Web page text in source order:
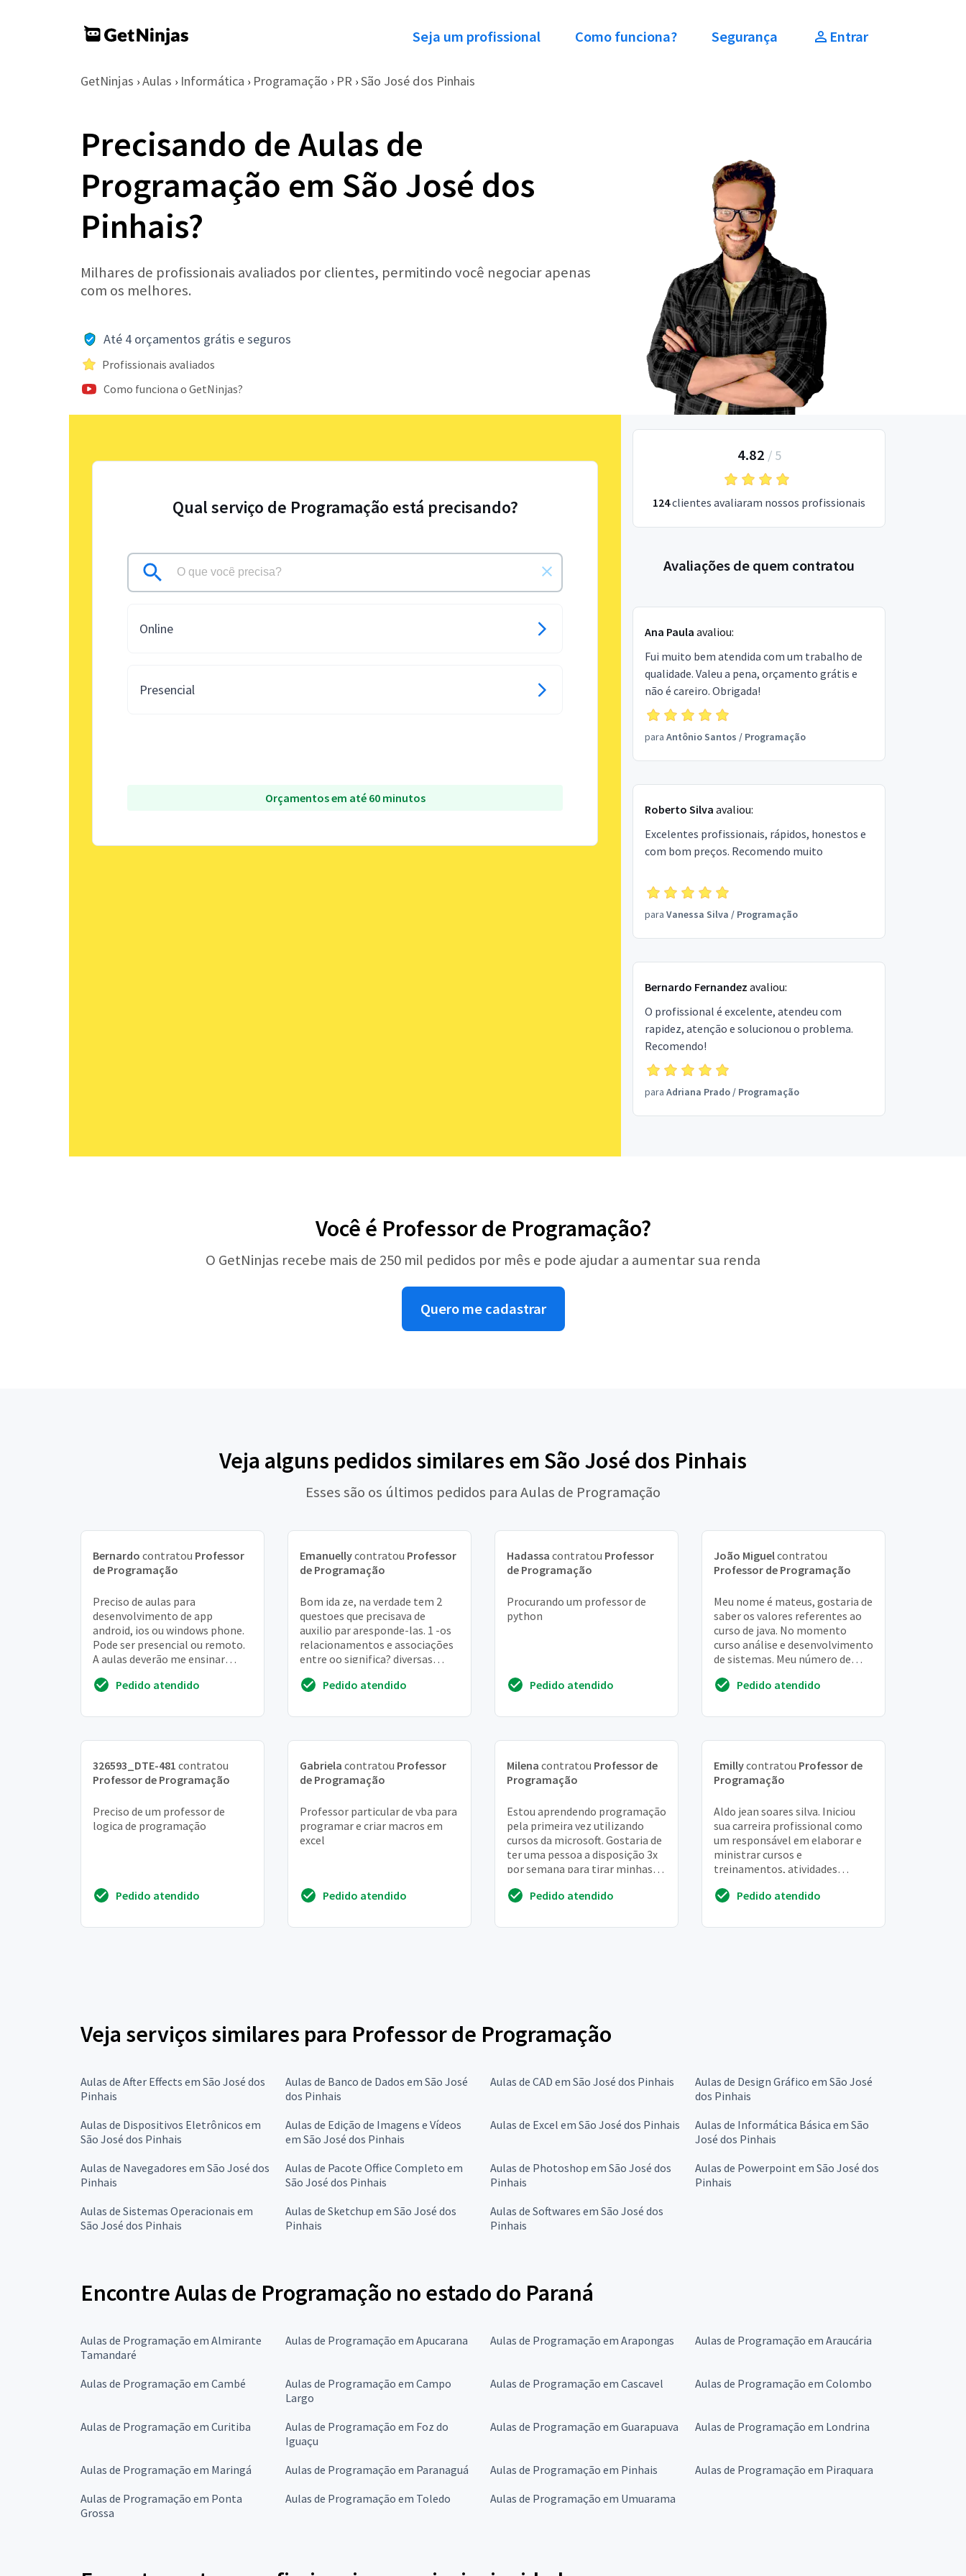
Seja um profissional Como funciona? Segurança Entrar
GetNinjas › Aulas › Informática › Programação › PR › São José dos Pinhais
Precisando de Aulas de
Programação em São José dos
Pinhais?
Milhares de profissionais avaliados por clientes, permitindo você negociar apenas
com os melhores.
Até 4 orçamentos grátis e seguros
Profissionais avaliados
Como funciona o GetNinjas?
Qual serviço de Programação está precisando?
Online
Presencial
Orçamentos em até 60 minutos
4.82 / 5
124clientes avaliaram nossos profissionais
Avaliações de quem contratou
Ana Paula avaliou:
Fui muito bem atendida com um trabalho de
qualidade. Valeu a pena, orçamento grátis e
não é careiro. Obrigada!
para Antônio Santos / Programação
Roberto Silva avaliou:
Excelentes profissionais, rápidos, honestos e
com bom preços. Recomendo muito
para Vanessa Silva / Programação
Bernardo Fernandez avaliou:
O profissional é excelente, atendeu com
rapidez, atenção e solucionou o problema.
Recomendo!
para Adriana Prado/ Programação
Você é Professor de Programação?
O GetNinjas recebe mais de 250 mil pedidos por mês e pode ajudar a aumentar sua renda
Quero me cadastrar
Veja alguns pedidos similares em São José dos Pinhais
Esses são os últimos pedidos para Aulas de Programação
Bernardo contratou Professor
de Programação
Preciso de aulas para
desenvolvimento de app
android, ios ou windows phone.
Pode ser presencial ou remoto.
A aulas deverão me ensinar
integração e autentição e...
Pedido atendido
Emanuellycontratou Professor
de Programação
Bom ida ze, na verdade tem 2
questoes que precisava de
auxilio par aresponde-las. 1 -os
relacionamentos e associações
entre oo significa? diversas
relacionan ...
Pedido atendido
Hadassa contratou Professor
de Programação
Procurando um professor de
python
Pedido atendido
João Miguelcontratou
Professor de Programação
Meu nome é mateus, gostaria de
saber os valores referentes ao
curso de java. No momento
curso análise e desenvolvimento
de sistemas. Meu número de
Pedido atendido
326593_DTE-481 contratou
Professor de Programação
Preciso de um professor de
logica de programação
Pedido atendido
Gabriela contratou Professor
de Programação
Professor particular de vba para
programar e criar macros em
excel
Pedido atendido
Milena contratou Professor de
Programação
Estou aprendendo programação
pela primeira vez utilizando
cursos da microsoft. Gostaria de
ter uma pessoa a disposição 3x
por semana para tirar minhas
etc....Pedido atendido
Emillycontratou Professor de
Programação
Aldo jean soares silva. Iniciou
sua carreira profissional como
um responsável em elaborar e
ministrar cursos e
treinamentos, atividades
informática. Graduou...
Pedido atendido
Veja serviços similares para Professor de Programação
Aulas de After Effects em São José dos
Pinhais
Aulas de Banco de Dados em São José
dos Pinhais
Aulas de CAD em São José dos Pinhais
Aulas de Design Gráfico em São José
dos Pinhais
Aulas de Dispositivos Eletrônicos em
São José dos Pinhais
Aulas de Edição de Imagens e Vídeos
em São José dos Pinhais
Aulas de Excel em São José dos Pinhais
Aulas de Informática Básica em São
José dos Pinhais
Aulas de Navegadores em São José dos
Pinhais
Aulas de Pacote Office Completo em
São José dos Pinhais
Aulas de Photoshop em São José dos
Pinhais
Aulas de Powerpoint em São José dos
Pinhais
Aulas de Sistemas Operacionais em
São José dos Pinhais
Aulas de Sketchup em São José dos
Pinhais
Aulas de Softwares em São José dos
Pinhais
Encontre Aulas de Programação no estado do Paraná
Aulas de Programação em Almirante
Tamandaré
Aulas de Programação em Apucarana Aulas de Programação em Arapongas Aulas de Programação em Araucária
Aulas de Programação em Cambé
Aulas de Programação em Campo
Largo
Aulas de Programação em Cascavel Aulas de Programação em Colombo
Aulas de Programação em Curitiba
Aulas de Programação em Foz do
Iguaçu
Aulas de Programação em Guarapuava Aulas de Programação em Londrina
Aulas de Programação em Maringá Aulas de Programação em Paranaguá Aulas de Programação em Pinhais
Aulas de Programação em Piraquara
Aulas de Programação em Ponta
Grossa
Aulas de Programação em Toledo Aulas de Programação em Umuarama